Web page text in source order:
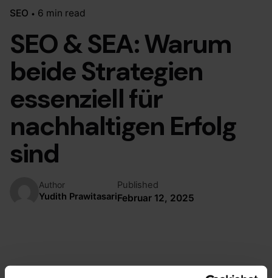
SEO 6 min read
SEO & SEA: Warum
beide Strategien
essenziell für
nachhaltigen Erfolg
sind
Author
Yudith Prawitasari
Published
Februar 12, 2025